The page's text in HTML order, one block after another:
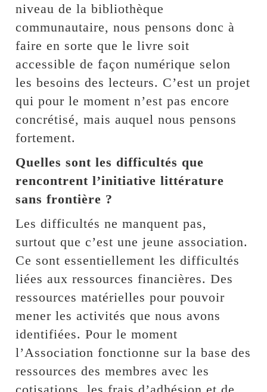
niveau de la bibliothèque
communautaire, nous pensons donc à
faire en sorte que le livre soit
accessible de façon numérique selon
les besoins des lecteurs. C’est un projet
qui pour le moment n’est pas encore
concrétisé, mais auquel nous pensons
fortement.
Quelles sont les difficultés que
rencontrent l’initiative littérature
sans frontière ?
Les difficultés ne manquent pas,
surtout que c’est une jeune association.
Ce sont essentiellement les difficultés
liées aux ressources financières. Des
ressources matérielles pour pouvoir
mener les activités que nous avons
identifiées. Pour le moment
l’Association fonctionne sur la base des
ressources des membres avec les